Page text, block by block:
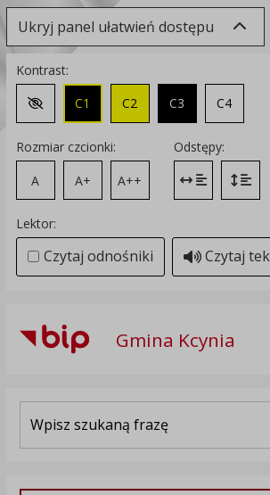
Ukryj panel ułatwień dostępu
Kontrast:
Zmień kontrast na domyślny
C1 C2 C3 C4
Rozmiar czcionki:
A
A+ A++
Odstępy:
Zmień
Lektor:
Czytaj odnośniki Czytaj
Gmina Kcynia